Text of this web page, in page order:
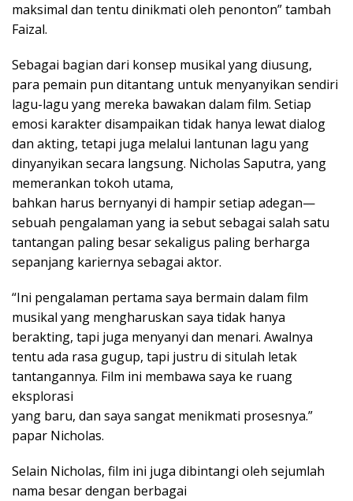
maksimal dan tentu dinikmati oleh penonton” tambah
Faizal.
Sebagai bagian dari konsep musikal yang diusung,
para pemain pun ditantang untuk menyanyikan sendiri
lagu-lagu yang mereka bawakan dalam film. Setiap
emosi karakter disampaikan tidak hanya lewat dialog
dan akting, tetapi juga melalui lantunan lagu yang
dinyanyikan secara langsung. Nicholas Saputra, yang
memerankan tokoh utama,
bahkan harus bernyanyi di hampir setiap adegan—
sebuah pengalaman yang ia sebut sebagai salah satu
tantangan paling besar sekaligus paling berharga
sepanjang kariernya sebagai aktor.
“Ini pengalaman pertama saya bermain dalam film
musikal yang mengharuskan saya tidak hanya
berakting, tapi juga menyanyi dan menari. Awalnya
tentu ada rasa gugup, tapi justru di situlah letak
tantangannya. Film ini membawa saya ke ruang
eksplorasi
yang baru, dan saya sangat menikmati prosesnya.”
papar Nicholas.
Selain Nicholas, film ini juga dibintangi oleh sejumlah
nama besar dengan berbagai